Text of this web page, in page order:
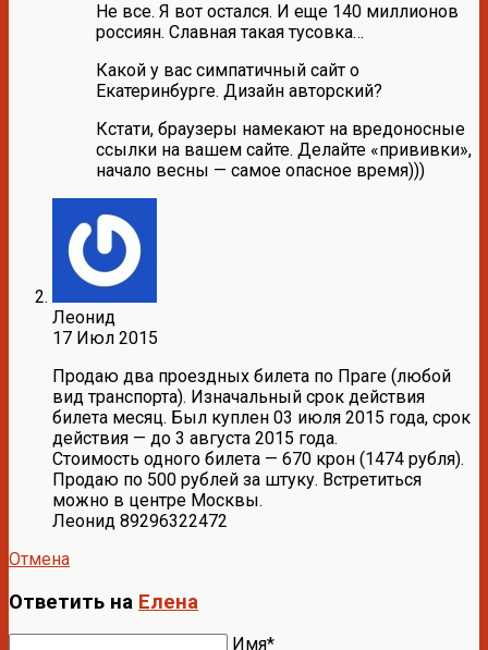
Не все. Я вот остался. И еще 140 миллионов
россиян. Славная такая тусовка…
Какой у вас симпатичный сайт о
Екатеринбурге. Дизайн авторский?
Кстати, браузеры намекают на вредоносные
ссылки на вашем сайте. Делайте «прививки»,
начало весны — самое опасное время)))
Леонид
17 Июл 2015
Продаю два проездных билета по Праге (любой
вид транспорта). Изначальный срок действия
билета месяц. Был куплен 03 июля 2015 года, срок
действия — до 3 августа 2015 года.
Стоимость одного билета — 670 крон (1474 рубля).
Продаю по 500 рублей за штуку. Встретиться
можно в центре Москвы.
Леонид 89296322472
Отмена
Ответить на Елена
Имя*